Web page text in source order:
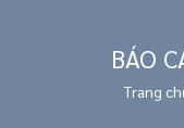
BÁO
Trang